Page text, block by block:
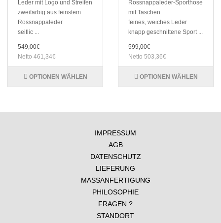
Leder mit Logo und Streifen
zweifarbig aus feinstem
Rossnappaleder
seitlic ...
549,00€
Netto 461,34€
OPTIONEN WÄHLEN
Rossnappaleder-Sporthose
mit Taschen
feines, weiches Leder
knapp geschnittene Sport ...
599,00€
Netto 503,36€
OPTIONEN WÄHLEN
IMPRESSUM
AGB
DATENSCHUTZ
LIEFERUNG
MASSANFERTIGUNG
PHILOSOPHIE
FRAGEN ?
STANDORT